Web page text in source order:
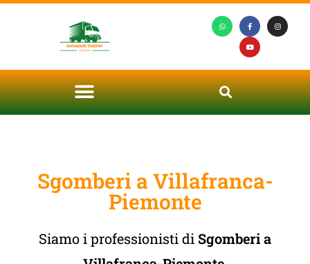
Sgomberi a Villafranca-
Piemonte
Siamo i professionisti di Sgomberi a